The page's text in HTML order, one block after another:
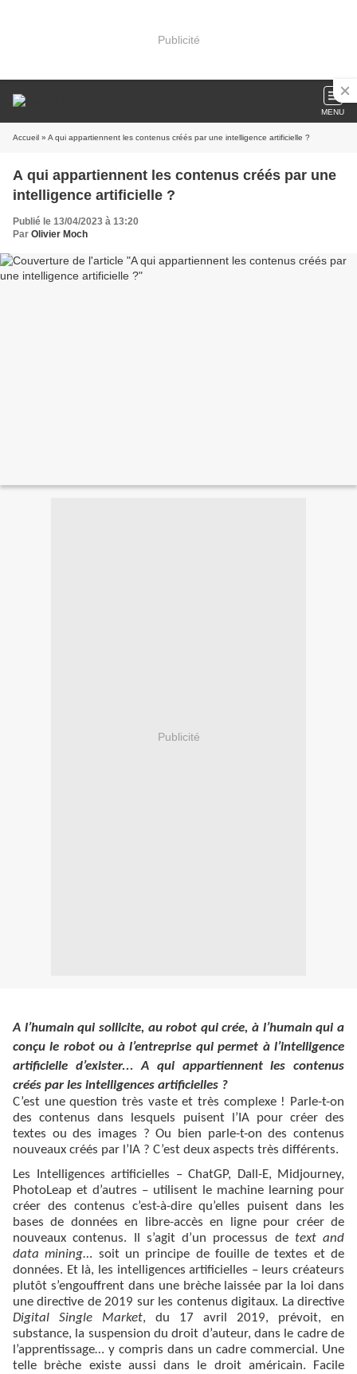
Publicité
MENU
Accueil » A qui appartiennent les contenus créés par une intelligence artificielle ?
A qui appartiennent les contenus créés par une
intelligence artificielle ?
Publié le 13/04/2023 à 13:20
Par Olivier Moch
Publicité
A l’humain qui sollicite, au robot qui crée, à l’humain qui a
conçu le robot ou à l’entreprise qui permet à l’intelligence
artificielle d’exister... A qui appartiennent les contenus
créés par les intelligences artificielles ?
C’est une question très vaste et très complexe ! Parle-t-on
des contenus dans lesquels puisent l’IA pour créer des
textes ou des images ? Ou bien parle-t-on des contenus
nouveaux créés par l’IA ? C’est deux aspects très différents.
Les Intelligences artificielles – ChatGP, Dall-E, Midjourney,
PhotoLeap et d’autres – utilisent le machine learning pour
créer des contenus c’est-à-dire qu’elles puisent dans les
bases de données en libre-accès en ligne pour créer de
nouveaux contenus. Il s’agit d’un processus de text and
data mining… soit un principe de fouille de textes et de
données. Et là, les intelligences artificielles – leurs créateurs
plutôt s’engouffrent dans une brèche laissée par la loi dans
une directive de 2019 sur les contenus digitaux. La directive
Digital Single Market, du 17 avril 2019, prévoit, en
substance, la suspension du droit d’auteur, dans le cadre de
l’apprentissage… y compris dans un cadre commercial. Une
telle brèche existe aussi dans le droit américain. Facile